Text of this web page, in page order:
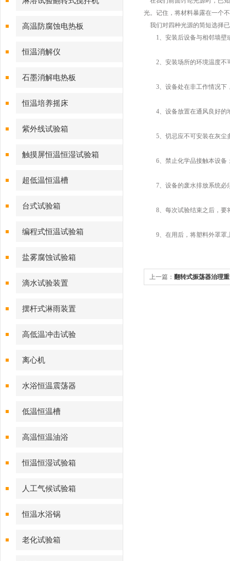
高温防腐蚀电热板
恒温消解仪
石墨消解电热板
恒温培养摇床
紫外线试验箱
触摸屏恒温恒湿试验箱
超低温恒温槽
台式试验箱
编程式恒温试验箱
盐雾腐蚀试验箱
滴水试验装置
摆杆式淋雨装置
高低温冲击试验
离心机
水浴恒温震荡器
低温恒温槽
高温恒温油浴
恒温恒湿试验箱
人工气候试验箱
恒温水浴锅
老化试验箱
光。记住，将材料暴露在一个
我们对四种光源的简短选择
1、安装后设备与相邻墙壁
2、安装场所的环境温度不
3、设备处在非工作情况下
4、设备放置在通风良好的
5、切忌应不可安装在灰尘
6、禁止化学品接触本设备
7、设备的废水排放系统必
8、每次试验结束之后，要
9、在用后，将塑料外罩罩
上一篇： 翻转式振荡器治理